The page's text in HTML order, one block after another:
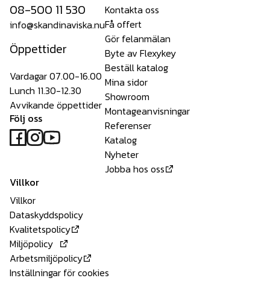
08-500 11 530
info@skandinaviska.nu
Öppettider
Vardagar 07.00-16.00
Lunch 11.30-12.30
Avvikande öppettider
Följ oss
Kontakta oss
Få offert
Gör felanmälan
Byte av Flexykey
Beställ katalog
Mina sidor
Showroom
Montageanvisningar
Referenser
Katalog
Nyheter
Jobba hos oss
Villkor
Villkor
Dataskyddspolicy
Kvalitetspolicy
Miljöpolicy
Arbetsmiljöpolicy
Inställningar för cookies